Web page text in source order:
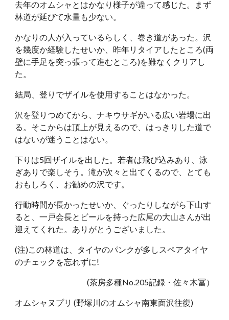
去年のオムシャとはかなり様子が違って感じた。まず
林道が延びて水量も少ない。
かなりの人が入っているらしく、巻き道があった。沢
を幾度か経験したせいか、昨年リタイアしたところ(両
壁に手足を突っ張って進むところ)を難なくクリアし
た。
結局、登りでザイルを使用することはなかった。
沢を登りつめてから、ナキウサギがいる広い岩場に出
る。そこからは頂上が見えるので、はっきりした道で
はないが迷うことはない。
下りは5回ザイルを出した。若者は飛び込みあり、泳
ぎありで楽しそう。滝が次々と出てくるので、とても
おもしろく、お勧めの沢です。
行動時間が長かったせいか、ぐったりしながら下山す
ると、一戸会長とビールを持った広尾の大山さんが出
迎えてくれた。ありがとうございました。
(注)この林道は、タイヤのパンクが多しスペアタイヤ
のチェックを忘れずに!
(茶房多種No.205記録・佐々木冨）
オムシャヌプリ (野塚川のオムシャ南東面沢往復)